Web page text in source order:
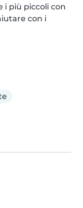
i più piccoli con
con i